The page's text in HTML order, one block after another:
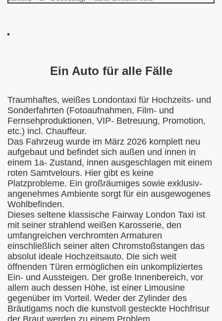
Ein Auto für alle Fälle
Traumhaftes, weißes Londontaxi für Hochzeits- und
Sonderfahrten (Fotoaufnahmen, Film- und
Fernsehproduktionen, VIP- Betreuung, Promotion,
etc.) incl. Chauffeur.
Das Fahrzeug wurde im März 2026 komplett neu
aufgebaut und befindet sich außen und innen in
einem 1a- Zustand, innen ausgeschlagen mit einem
roten Samtvelours. Hier gibt es keine
Platzprobleme. Ein großräumiges sowie exklusiv-
angenehmes Ambiente sorgt für ein ausgewogenes
Wohlbefinden.
Dieses seltene klassische Fairway London Taxi ist
mit seiner strahlend weißen Karosserie, den
umfangreichen verchromten Armaturen
einschließlich seiner alten Chromstoßstangen das
absolut ideale Hochzeitsauto. Die sich weit
öffnenden Türen ermöglichen ein unkompliziertes
Ein- und Aussteigen. Der große Innenbereich, vor
allem auch dessen Höhe, ist einer Limousine
gegenüber im Vorteil. Weder der Zylinder des
Bräutigams noch die kunstvoll gesteckte Hochfrisur
der Braut werden zu einem Problem.